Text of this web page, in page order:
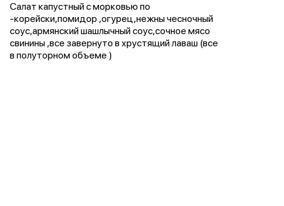
Салат капустный с морковью по
-корейски,помидор ,огурец,нежны чесночный
соус,армянский шашлычный соус,сочное мясо
свинины ,все завернуто в хрустящий лаваш (все
в полуторном объеме )